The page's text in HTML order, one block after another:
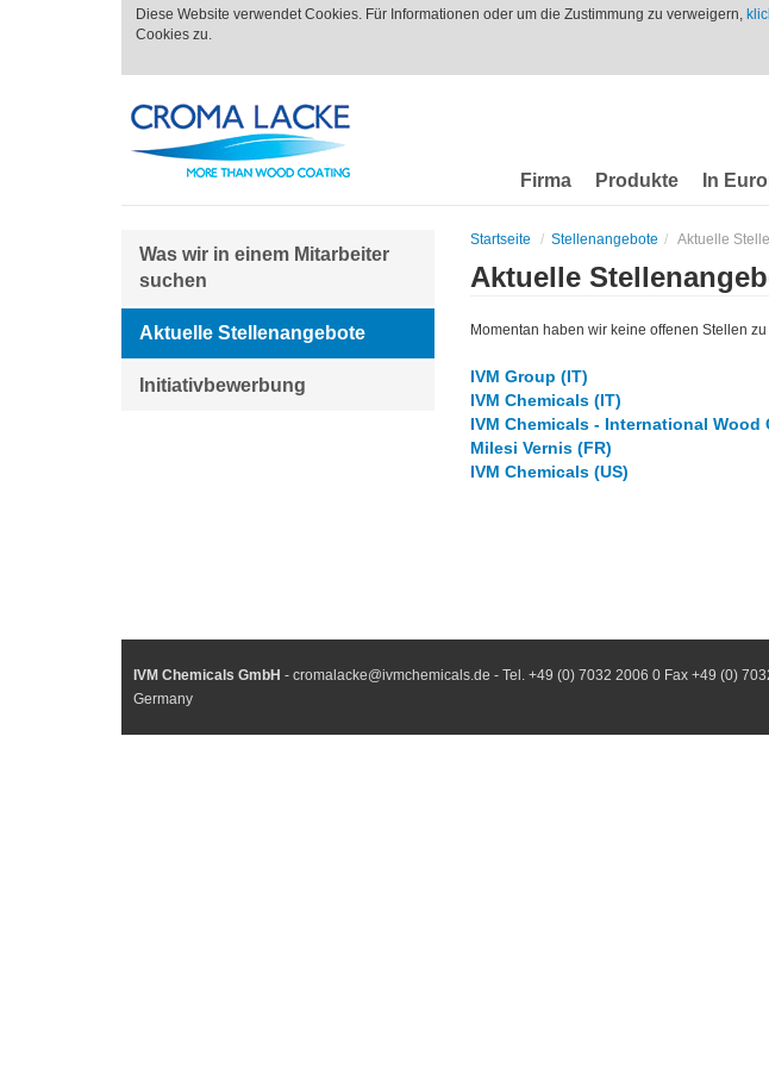
Diese Website verwendet Cookies. Für Informationen oder um die Zustimmung zu verweigern,
Cookies zu.
Firma Produkte In
Was wir in einem Mitarbeiter
suchen
Aktuelle Stellenangebote
Initiativbewerbung
Startseite Stellenangebote Aktuelle
Aktuelle
Momentan haben wir keine offenen Stellen
IVM Group (IT)
IVM Chemicals (IT)
IVM Chemicals - International
Milesi Vernis (FR)
IVM Chemicals (US)
IVM Chemicals GmbH - cromalacke@ivmchemicals.de - Tel. +49 (0) 7032 2006 0 Fax +49 (0)
Germany